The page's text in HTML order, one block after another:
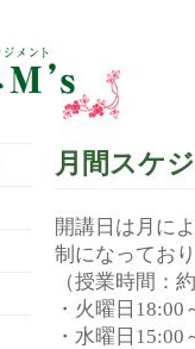
月間スケ
開講日は月に
制になってお
（授業時間：
・火曜日18:00
・水曜日15:00